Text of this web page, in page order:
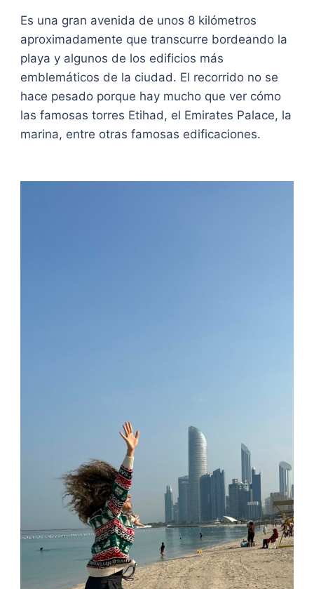
Es una gran avenida de unos 8 kilómetros
aproximadamente que transcurre bordeando la
playa y algunos de los edificios más
emblemáticos de la ciudad. El recorrido no se
hace pesado porque hay mucho que ver cómo
las famosas torres Etihad, el Emirates Palace, la
marina, entre otras famosas edificaciones.